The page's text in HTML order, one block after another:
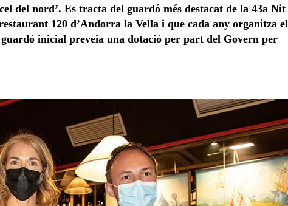
del nord’. Es tracta del guardó més destacat de la 43a Nit
120 d’Andorra la Vella i que cada any organitza el
inicial preveia una dotació per part del Govern per